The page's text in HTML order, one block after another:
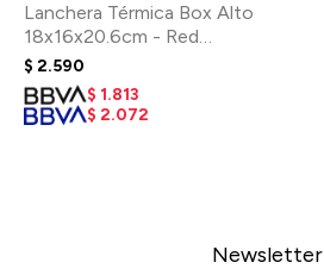
Lanchera Térmica Box Alto
18x16x20.6cm - Red
Gingham
$ 2.590
$ 1.813
$ 2.072
Newsletter